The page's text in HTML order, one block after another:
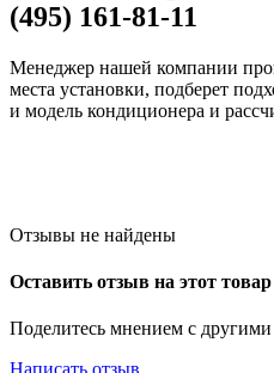
(495) 161-81-11
Менеджер нашей компании
места установки, подберет
и модель кондиционера и
Отзывы не найдены
Оставить отзыв на этот товар
Поделитесь мнением с